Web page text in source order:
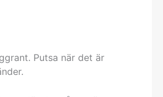
Putsa när det är